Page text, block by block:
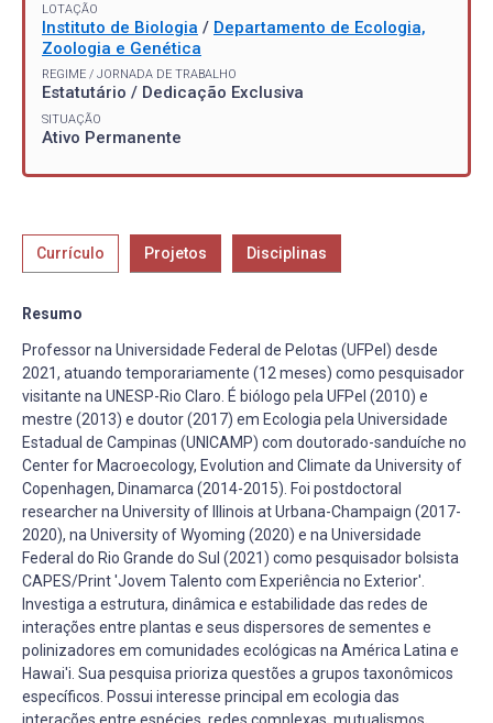
LOTAÇÃO
Instituto de Biologia / Departamento de Ecologia,
Zoologia e Genética
REGIME / JORNADA DE TRABALHO
Estatutário / Dedicação Exclusiva
SITUAÇÃO
Ativo Permanente
Currículo Projetos Disciplinas
Resumo
Professor na Universidade Federal de Pelotas (UFPel) desde
2021, atuando temporariamente (12 meses) como pesquisador
visitante na UNESP-Rio Claro. É biólogo pela UFPel (2010) e
mestre (2013) e doutor (2017) em Ecologia pela Universidade
Estadual de Campinas (UNICAMP) com doutorado-sanduíche no
Center for Macroecology, Evolution and Climate da University of
Copenhagen, Dinamarca (2014-2015). Foi postdoctoral
researcher na University of Illinois at Urbana-Champaign (2017-
2020), na University of Wyoming (2020) e na Universidade
Federal do Rio Grande do Sul (2021) como pesquisador bolsista
CAPES/Print 'Jovem Talento com Experiência no Exterior'.
Investiga a estrutura, dinâmica e estabilidade das redes de
interações entre plantas e seus dispersores de sementes e
polinizadores em comunidades ecológicas na América Latina e
Hawai'i. Sua pesquisa prioriza questões a grupos taxonômicos
específicos. Possui interesse principal em ecologia das